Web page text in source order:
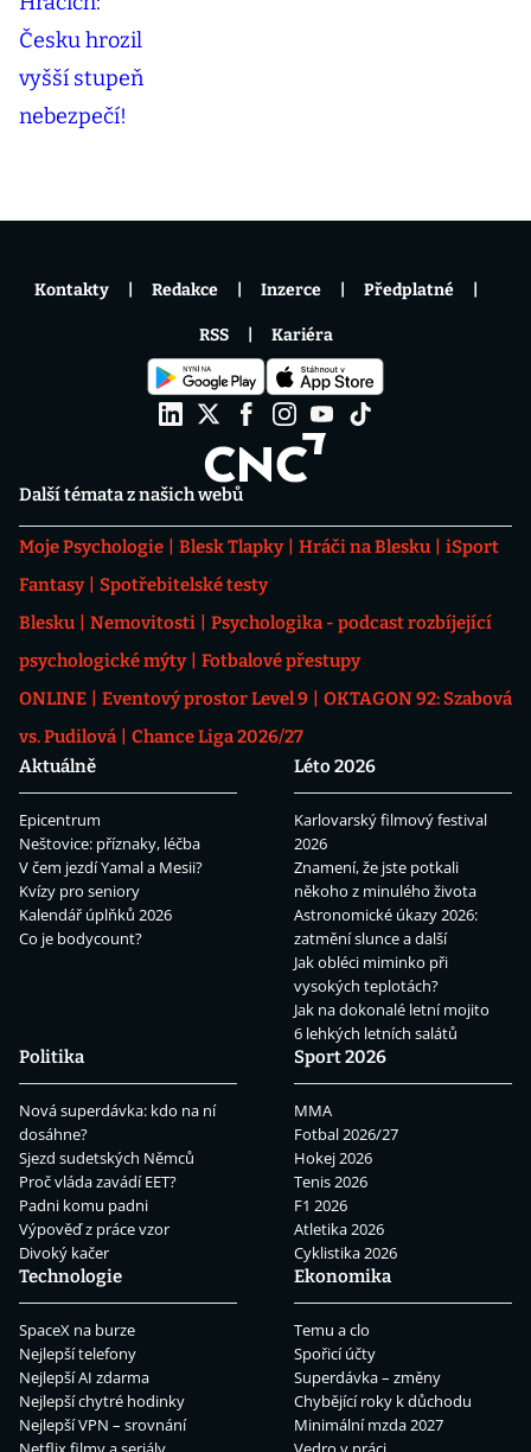
Další témata z našich webů
Moje Psychologie Blesk Tlapky Hráči na Blesku
iSport
Fantasy
Spotřebitelské testy
Blesku
Nemovitosti
Psychologika - podcast rozbíjející
psychologické mýty
Fotbalové přestupy
ONLINE
Eventový prostor Level 9
OKTAGON 92: Szabová
vs. Pudilová
Chance Liga 2026/27
Aktuálně
Epicentrum
Neštovice: příznaky, léčba
V čem jezdí Yamal a Mesii?
Kvízy pro seniory
Kalendář úplňků 2026
Co je bodycount?
Léto 2026
Karlovarský filmový festival
2026
Znamení, že jste potkali
někoho z minulého života
Astronomické úkazy 2026:
zatmění slunce a další
Jak obléci miminko při
vysokých teplotách?
Jak na dokonalé letní mojito
6 lehkých letních salátů
Politika
Nová superdávka: kdo na ní
dosáhne?
Sjezd sudetských Němců
Proč vláda zavádí EET?
Padni komu padni
Výpověď z práce vzor
Divoký kačer
Sport 2026
MMA
Fotbal 2026/27
Hokej 2026
Tenis 2026
F1 2026
Atletika 2026
Cyklistika 2026
Technologie
SpaceX na burze
Nejlepší telefony
Nejlepší AI zdarma
Nejlepší chytré hodinky
Nejlepší VPN – srovnání
Ekonomika
Temu a clo
Spořicí účty
Superdávka – změny
Chybějící roky k důchodu
Minimální mzda 2027
Kontakty Redakce Inzerce Předplatné
RSS Kariéra